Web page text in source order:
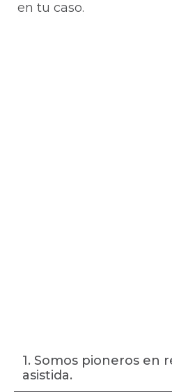
en tu caso.
1. Somos pioneros en
asistida.